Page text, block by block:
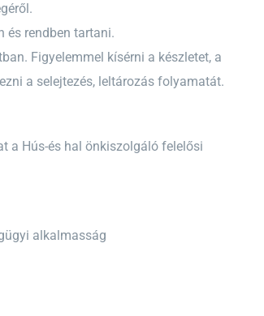
és rendben tartani.
Figyelemmel kísérni a készletet, a
a selejtezés, leltározás folyamatát.
a Hús-és hal önkiszolgáló felelősi
alkalmasság